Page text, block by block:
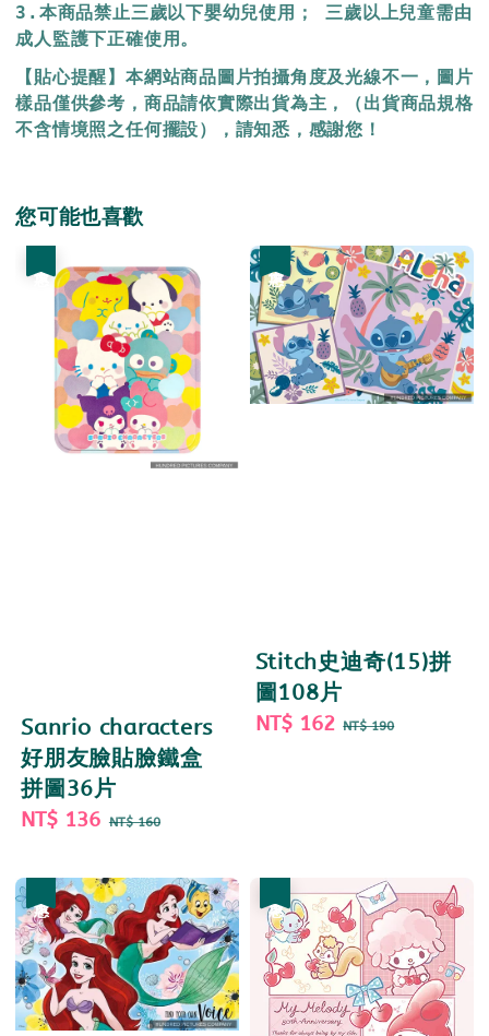
3.本商品禁止三歲以下嬰幼兒使用； 三歲以上兒童需由
成人監護下正確使用。
【貼心提醒】本網站商品圖片拍攝角度及光線不一，圖片
樣品僅供參考，商品請依實際出貨為主，（出貨商品規格
不含情境照之任何擺設），請知悉，感謝您！
您可能也喜歡
Sanrio characters
好朋友臉貼臉鐵盒
拼圖36片
Sale
NT$ 136 Regular
NT$ 160
Stitch史迪奇(15)拼
圖108片
Sale
NT$ 162 Regular
NT$ 190